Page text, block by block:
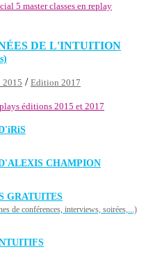
5 master classes en replay
DE L'INTUITION
2015 / Edition 2017
éditions 2015 et 2017
iRiS
CHAMPION
GRATUITES
de conférences, interviews, soirées,...)